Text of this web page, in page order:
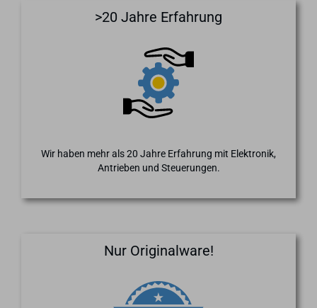
>20 Jahre Erfahrung
Wir haben mehr als 20 Jahre Erfahrung mit Elektronik,
Antrieben und Steuerungen.
Nur Originalware!